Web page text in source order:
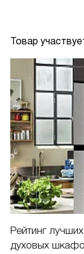
Товар
Рейтинг
духовых